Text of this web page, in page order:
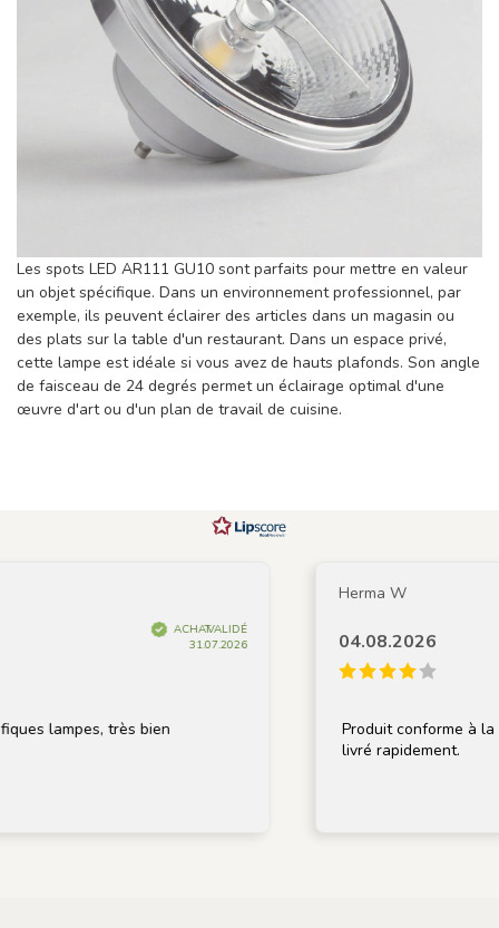
Les spots LED AR111 GU10 sont parfaits pour mettre en valeur
un objet spécifique. Dans un environnement professionnel, par
exemple, ils peuvent éclairer des articles dans un magasin ou
des plats sur la table d'un restaurant. Dans un espace privé,
cette lampe est idéale si vous avez de hauts plafonds. Son angle
de faisceau de 24 degrés permet un éclairage optimal d'une
œuvre d'art ou d'un plan de travail de cuisine.
ACHAT VALIDÉ
31.07.2026
lampes, très bien
Herma W
04.08.2026
Produit conforme à la
livré rapidement.